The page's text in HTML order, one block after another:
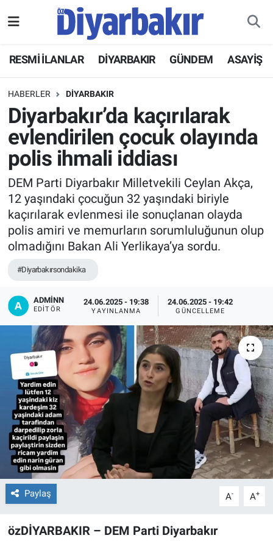
RESMİ İLANLAR DİYARBAKIR GÜNDEM ASAYİŞ
HABERLER DİYARBAKIR
Diyarbakır’da kaçırılarak
evlendirilen çocuk olayında
polis ihmali iddiası
DEM Parti Diyarbakır Milletvekili Ceylan Akça,
12 yaşındaki çocuğun 32 yaşındaki biriyle
kaçırılarak evlenmesi ile sonuçlanan olayda
polis amiri ve memurların sorumluluğunun olup
olmadığını Bakan Ali Yerlikaya’ya sordu.
#Diyarbakırsondakika
ADMİNN
EDITÖR
24.06.2025 - 19:38
YAYINLANMA
24.06.2025 - 19:42
GÜNCELLEME
Paylaş A- A+
özDİYARBAKIR – DEM Parti Diyarbakır
ASAYİŞ
DİYARBAKIR
EKONOMİ
BÖLGE
DÜNYA
KÜLTÜR SANAT
EĞİTİM
ÖZEL HABER
POLİTİKA
SAĞLIK
SPOR
TEKNOLOJİ
Hava Durumu
Namaz Vakitleri
Trafik Durumu
Tüm Manşetler
Son Dakika Haberleri
Haber Arşivi